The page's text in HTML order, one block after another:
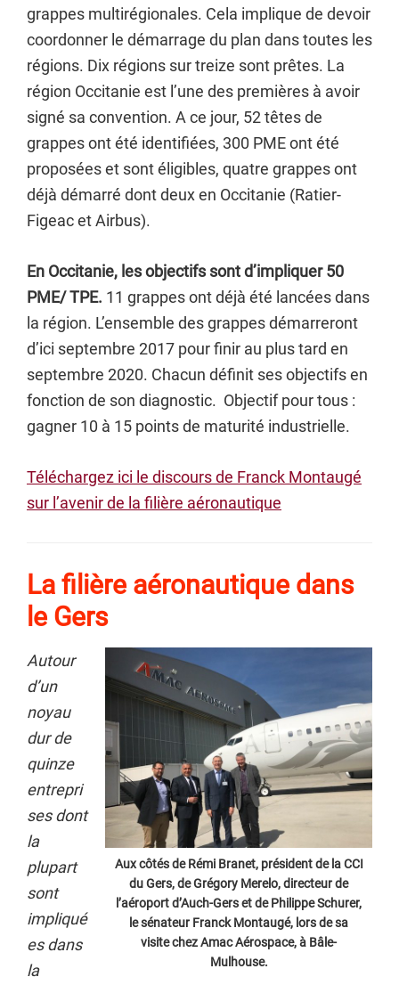
grappes multirégionales. Cela implique de devoir
coordonner le démarrage du plan dans toutes les
régions. Dix régions sur treize sont prêtes. La
région Occitanie est l’une des premières à avoir
signé sa convention. A ce jour, 52 têtes de
grappes ont été identifiées, 300 PME ont été
proposées et sont éligibles, quatre grappes ont
déjà démarré dont deux en Occitanie (Ratier-
Figeac et Airbus).
En Occitanie, les objectifs sont d’impliquer 50
PME/ TPE. 11 grappes ont déjà été lancées dans
la région. L’ensemble des grappes démarreront
d’ici septembre 2017 pour finir au plus tard en
septembre 2020. Chacun définit ses objectifs en
fonction de son diagnostic. Objectif pour tous :
gagner 10 à 15 points de maturité industrielle.
Téléchargez ici le discours de Franck Montaugé
sur l’avenir de la filière aéronautique
La filière aéronautique dans
le Gers
Aux côtés de Rémi Branet, président de la CCI
du Gers, de Grégory Merelo, directeur de
l’aéroport d’Auch-Gers et de Philippe Schurer,
le sénateur Franck Montaugé, lors de sa
visite chez Amac Aérospace, à Bâle-
Mulhouse.
Autour
d’un
noyau
dur de
quinze
entrepri
ses dont
la
plupart
sont
impliqué
es dans
la